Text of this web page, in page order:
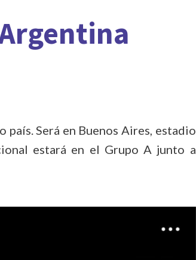
Será en Buenos Aires, estadio
estará en el Grupo A junto a